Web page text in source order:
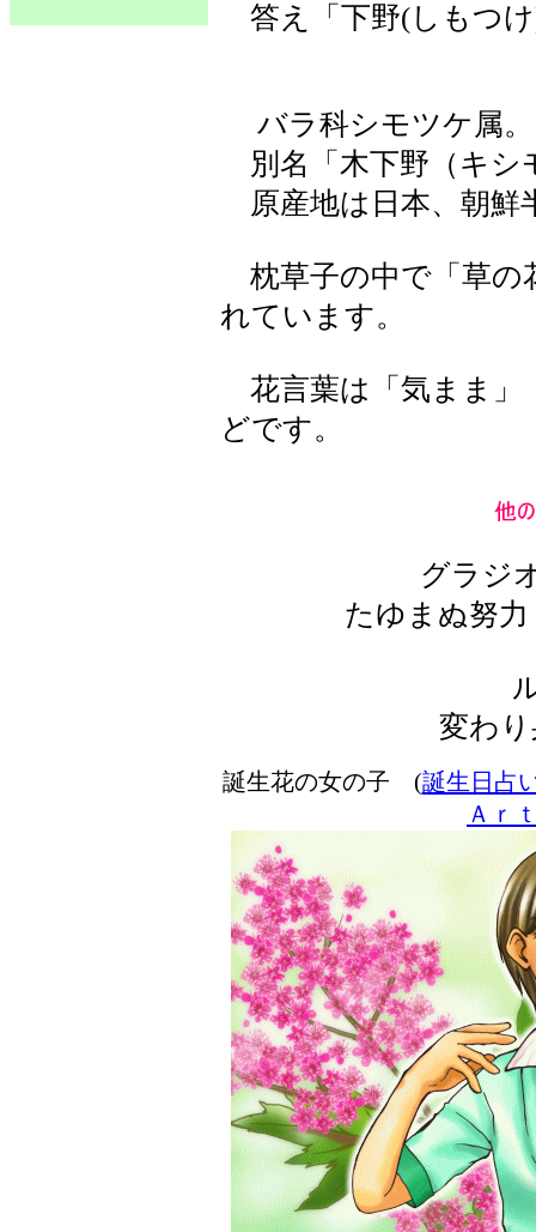
答え「下野(しもつ
バラ科シモツケ属。
別名「木下野（キシ
原産地は日本、朝鮮
枕草子の中で「草の
れています。
花言葉は「気まま」
どです。
グラジ
たゆまぬ努
変わ
誕生花の女の子 (誕生日占
Ａｒ